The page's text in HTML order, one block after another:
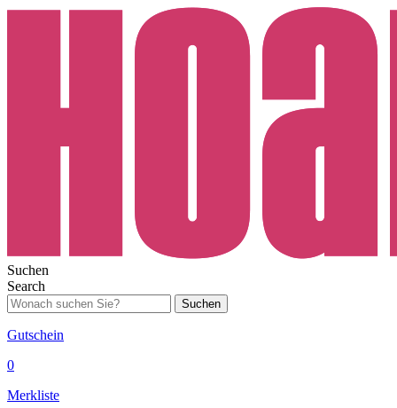
Suchen
Search
Suchen
Gutschein
0
Merkliste